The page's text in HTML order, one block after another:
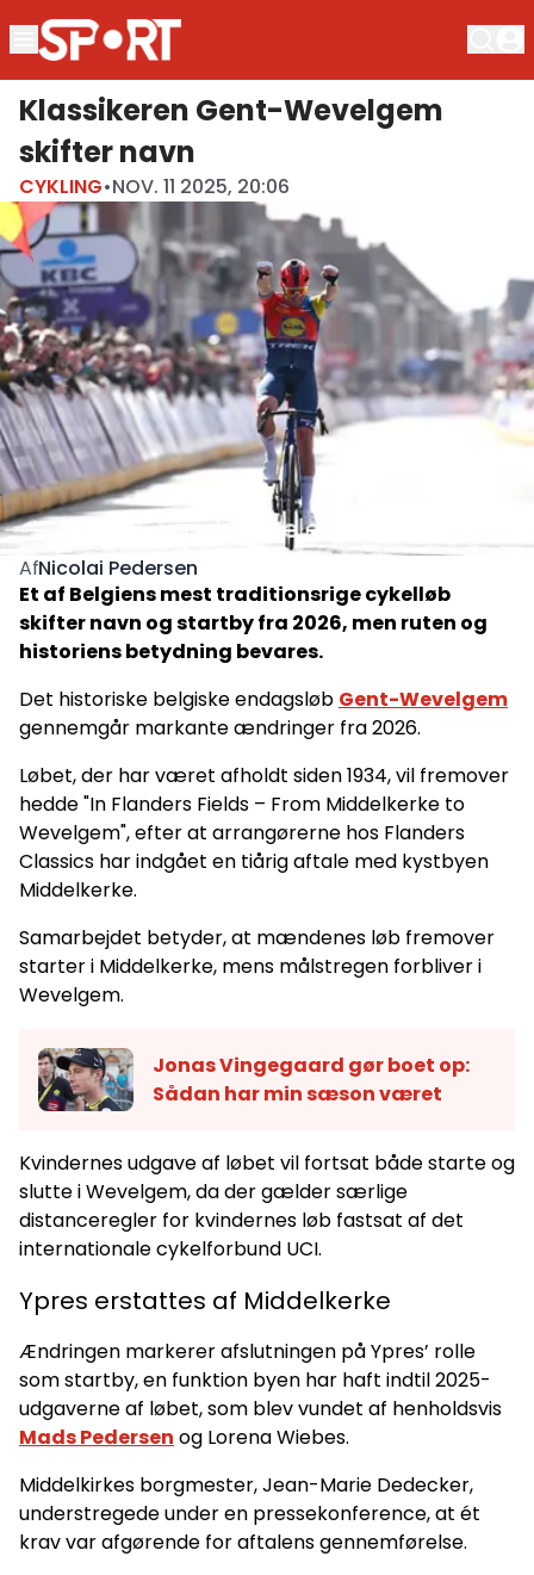
Klassikeren Gent-Wevelgem
skifter navn
CYKLING•NOV. 11 2025, 20:06
AfNicolai Pedersen
Et af Belgiens mest traditionsrige cykelløb
skifter navn og startby fra 2026, men ruten og
historiens betydning bevares.
Det historiske belgiske endagsløb Gent-Wevelgem
gennemgår markante ændringer fra 2026.
Løbet, der har været afholdt siden 1934, vil fremover
hedde "In Flanders Fields – From Middelkerke to
Wevelgem", efter at arrangørerne hos Flanders
Classics har indgået en tiårig aftale med kystbyen
Middelkerke.
Samarbejdet betyder, at mændenes løb fremover
starter i Middelkerke, mens målstregen forbliver i
Wevelgem.
Jonas Vingegaard gør boet op:
Sådan har min sæson været
Kvindernes udgave af løbet vil fortsat både starte og
slutte i Wevelgem, da der gælder særlige
distanceregler for kvindernes løb fastsat af det
internationale cykelforbund UCI.
Ypres erstattes af Middelkerke
Ændringen markerer afslutningen på Ypres’ rolle
som startby, en funktion byen har haft indtil 2025-
udgaverne af løbet, som blev vundet af henholdsvis
Mads Pedersen og Lorena Wiebes.
Middelkirkes borgmester, Jean-Marie Dedecker,
understregede under en pressekonference, at ét
krav var afgørende for aftalens gennemførelse.